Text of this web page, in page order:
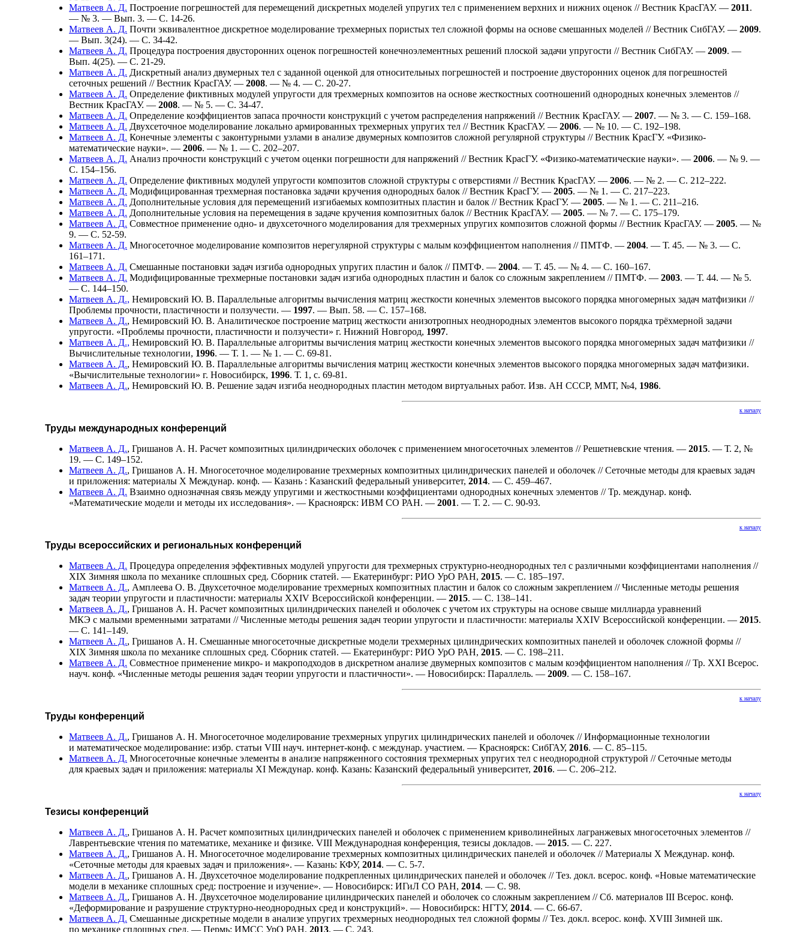
Матвеев А. Д. Построение погрешностей для перемещений дискретных моделей упругих тел с применением верхних и нижних оценок // Вестник КрасГАУ. — 2011.
— № 3. — Вып. 3. — С. 14-26.
Матвеев А. Д. Почти эквивалентное дискретное моделирование трехмерных пористых тел сложной формы на основе смешанных моделей // Вестник СибГАУ. — 2009.
— Вып. 3(24). — C. 34-42.
Матвеев А. Д. Процедура построения двусторонних оценок погрешностей конечноэлементных решений плоской задачи упругости // Вестник СибГАУ. — 2009. —
Вып. 4(25). — C. 21-29.
Матвеев А. Д. Дискретный анализ двумерных тел с заданной оценкой для относительных погрешностей и построение двусторонних оценок для погрешностей
сеточных решений // Вестник КрасГАУ. — 2008. — № 4. — C. 20-27.
Матвеев А. Д. Определение фиктивных модулей упругости для трехмерных композитов на основе жесткостных соотношений однородных конечных элементов //
Вестник КрасГАУ. — 2008. — № 5. — C. 34-47.
Матвеев А. Д. Определение коэффициентов запаса прочности конструкций с учетом распределения напряжений // Вестник КрасГАУ. — 2007. — № 3. — C. 1 59–168.
Матвеев А. Д. Двухсеточное моделирование локально армированных трехмерных упругих тел // Вестник КрасГАУ. — 2006. — № 10. — C. 192–198.
Матвеев А. Д. Конечные элементы с законтурными узлами в анализе двумерных композитов сложной регулярной структуры // Вестник КрасГУ. «Физико-
математические науки». — 2006. — № 1. — C. 202–207.
Матвеев А. Д. Анализ прочности конструкций с учетом оценки погрешности для напряжений // Вестник КрасГУ. «Физико-математические науки». — 2006. — № 9. —
C. 1 54–156.
Матвеев А. Д. Определение фиктивных модулей упругости композитов сложной структуры с отверстиями // Вестник КрасГАУ. — 2006. — № 2. — C. 212–222.
Матвеев А. Д. Модифицированная трехмерная постановка задачи кручения однородных балок // Вестник КрасГУ. — 2005. — № 1. — C. 217–223.
Матвеев А. Д. Дополнительные условия для перемещений изгибаемых композитных пластин и балок // Вестник КрасГУ. — 2005. — № 1. — C. 211–216.
Матвеев А. Д. Дополнительные условия на перемещения в задаче кручения композитных балок // Вестник КрасГАУ. — 2005. — № 7. — C. 1 75–179.
Матвеев А. Д. Совместное применение одно- и двухсеточного моделирования для трехмерных упругих композитов сложной формы // Вестник КрасГАУ. — 2005. — №
9. — C. 52-59.
Матвеев А. Д. Многосеточное моделирование композитов нерегулярной структуры с малым коэффициентом наполнения // ПМТФ. — 2004. — Т. 45. — № 3. — C.
161–171 .
Матвеев А. Д. Смешанные постановки задач изгиба однородных упругих пластин и балок // ПМТФ. — 2004. — Т. 45. — № 4. — C. 160–167.
Матвеев А. Д. Модифицированные трехмерные постановки задач изгиба однородных пластин и балок со сложным закреплением // ПМТФ. — 2003. — Т. 44. — № 5.
— С. 144–150.
Матвеев А. Д., Немировский Ю. В. Параллельные алгоритмы вычисления матриц жесткости конечных элементов высокого порядка многомерных задач матфизики //
Проблемы прочности, пластичности и ползучести. — 1997. — Вып. 58. — С. 1 57–168.
Матвеев А. Д., Немировский Ю. В. Аналитическое построение матриц жесткости анизотропных неоднородных элементов высокого порядка трёхмерной задачи
упругости. «Проблемы прочности, пластичности и ползучести» г. Нижний Новгород, 1997.
Матвеев А. Д., Немировский Ю. В. Параллельные алгоритмы вычисления матриц жесткости конечных элементов высокого порядка многомерных задач матфизики //
Вычислительные технологии, 1996. — Т. 1. — № 1. — C. 69-81.
Матвеев А. Д., Немировский Ю. В. Параллельные алгоритмы вычисления матриц жесткости конечных элементов высокого порядка многомерных задач матфизики.
«Вычислительные технологии» г. Новосибирск, 1996. Т. 1, с. 69-81.
Матвеев А. Д., Немировский Ю. В. Решение задач изгиба неоднородных пластин методом виртуальных работ. Изв. АН СССР, ММТ, №4, 1986.
к началу
Труды международных конференций
Матвеев А. Д., Гришанов А. Н. Расчет композитных цилиндрических оболочек с применением многосеточных элементов // Решетневские чтения. — 2015. — Т. 2, №
19. — С. 149–152.
Матвеев А. Д., Гришанов А. Н. Многосеточное моделирование трехмерных композитных цилиндрических панелей и оболочек // Сеточные методы для краевых задач
и приложения: материалы X Междунар. конф. — Казань : Казанский федеральный университет, 2014. — С. 459–467.
Матвеев А. Д. Взаимно однозначная связь между упругими и жесткостными коэффициентами однородных конечных элементов // Тр. междунар. конф.
«Математические модели и методы их исследования». — Красноярск: ИВМ СО РАН. — 2001. — Т. 2. — С. 90-93.
к началу
Труды всероссийских и региональных конференций
Матвеев А. Д. Процедура определения эффективных модулей упругости для трехмерных структурно-неоднородных тел с различными коэффициентами наполнения //
XIX Зимняя школа по механике сплошных сред. Сборник статей. — Екатеринбург: РИО УрО РАН, 2015. — С. 185–197.
Матвеев А. Д., Амплеева О. В. Двухсеточное моделирование трехмерных композитных пластин и балок со сложным закреплением // Численные методы решения
задач теории упругости и пластичности: материалы XXIV Всероссийской конференции. — 2015. — С. 138–141 .
Матвеев А. Д., Гришанов А. Н. Расчет композитных цилиндрических панелей и оболочек с учетом их структуры на основе свыше миллиарда уравнений
МКЭ с малыми временными затратами // Численные методы решения задач теории упругости и пластичности: материалы XXIV Всероссийской конференции. — 2015.
— С. 141–149.
Матвеев А. Д., Гришанов А. Н. Смешанные многосеточные дискретные модели трехмерных цилиндрических композитных панелей и оболочек сложной формы //
XIX Зимняя школа по механике сплошных сред. Сборник статей. — Екатеринбург: РИО УрО РАН, 2015. — С. 198–211 .
Матвеев А. Д. Совместное применение микро- и макроподходов в дискретном анализе двумерных композитов с малым коэффициентом наполнения // Тр. XXI Всерос.
науч. конф. «Численные методы решения задач теории упругости и пластичности». — Новосибирск: Параллель. — 2009. — С. 1 58–167.
к началу
Труды конференций
Матвеев А. Д., Гришанов А. Н. Многосеточное моделирование трехмерных упругих цилиндрических панелей и оболочек // Информационные технологии
и математическое моделирование: избр. статьи VIII науч. интернет-конф. с междунар. участием. — Красноярск: СибГАУ, 2016. — С. 85–115.
Матвеев А. Д. Многосеточные конечные элементы в анализе напряженного состояния трехмерных упругих тел с неоднородной структурой // Сеточные методы
для краевых задач и приложения: материалы XI Междунар. конф. Казань: Казанский федеральный университет, 2016. — С. 206–212.
к началу
Тезисы конференций
Матвеев А. Д., Гришанов А. Н. Расчет композитных цилиндрических панелей и оболочек с применением криволинейных лагранжевых многосеточных элементов //
Лаврентьевские чтения по математике, механике и физике. VIII Международная конференция, тезисы докладов. — 2015. — С. 227.
Матвеев А. Д., Гришанов А. Н. Многосеточное моделирование трехмерных композитных цилиндрических панелей и оболочек // Материалы X Междунар. конф.
«Сеточные методы для краевых задач и приложения». — Казань: КФУ, 2014. — С. 5-7.
Матвеев А. Д., Гришанов А. Н. Двухсеточное моделирование подкрепленных цилиндрических панелей и оболочек // Тез. докл. всерос. конф. «Новые математические
модели в механике сплошных сред: построение и изучение». — Новосибирск: ИГиЛ СО РАН, 2014. — С. 98.
Матвеев А. Д., Гришанов А. Н. Двухсеточное моделирование цилиндрических панелей и оболочек со сложным закреплением // Сб. материалов III Всерос. конф.
«Деформирование и разрушение структурно-неоднородных сред и конструкций». — Новосибирск: НГТУ, 2014. — С. 66-67.
Матвеев А. Д. Смешанные дискретные модели в анализе упругих трехмерных неоднородных тел сложной формы // Тез. докл. всерос. конф. XVIII Зимней шк.
по механике сплошных сред. — Пермь: ИМСС УрО РАН, 2013. — С. 243.